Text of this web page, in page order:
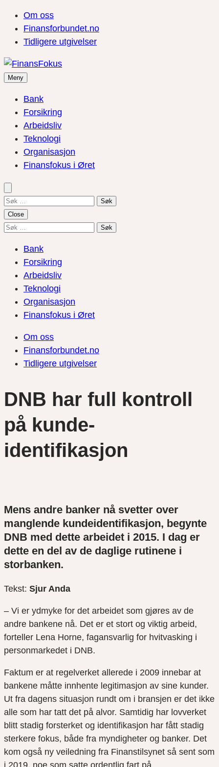
Om oss
Finansforbundet.no
Tidligere utgivelser
Meny
Bank
Forsikring
Arbeidsliv
Teknologi
Organisasjon
Finansfokus i Øret
Søk
etter:
Close
Søk
Bank
Forsikring
Arbeidsliv
Teknologi
Organisasjon
Finansfokus i Øret
Om oss
Finansforbundet.no
Tidligere utgivelser
DNB har full kontroll
på kunde-
identifikasjon
Mens andre banker nå svetter over
manglende kundeidentifikasjon, begynte
DNB med dette arbeidet i 2015. I dag er
dette en del av de daglige rutinene i
storbanken.
Tekst: Sjur Anda
– Vi er ydmyke for det arbeidet som gjøres av de
andre bankene nå. Det er et stort og viktig arbeid,
forteller Lena Horne, fagansvarlig for hvitvasking i
personmarkedet i DNB.
Faktum er at regelverket allerede i 2009 innebar at
bankene måtte innhente legitimasjon av sine kunder.
Ut fra dagens situasjon rundt om i bransjen er det ikke
alle som har tatt det på alvor. Samtidig har lovverket
blitt stadig forsterket og identifikasjon har fått stadig
sterkere fokus, både fra myndigheter og banker. Det
kom også ny veiledning fra Finanstilsynet så sent som